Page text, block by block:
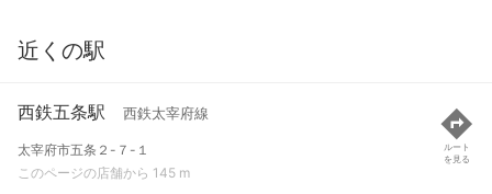
近くの駅
西鉄五条駅 西鉄太宰府線
太宰府市五条２-７-１
このページの店舗から 145 m
ルート
を見る